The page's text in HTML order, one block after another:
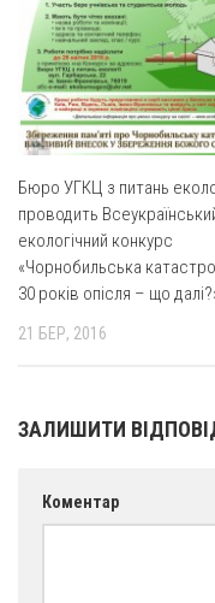
Монастир сестер
Монастир Успення
Святого Василія
Комісії
Катехитична комісія
Комісія у справах
Комісія у справах
Комісія з питань
Спільноти
Сумщина
Бюро УГКЦ з питань
проводить
екологічний конкурс
«Чорнобильська
30 років опісля – що
21 БЕР, 2016
ЗАЛИШИТИ
Коментар